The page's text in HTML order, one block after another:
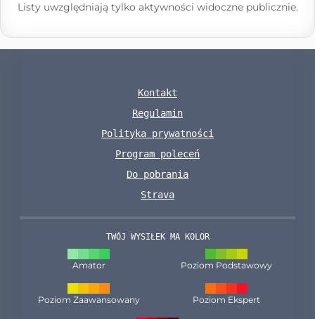
Listy uwzględniają tylko aktywności widoczne publicznie.
Kontakt
Regulamin
Polityka prywatności
Program poleceń
Do pobrania
Strava
TWÓJ WYSIŁEK MA KOLOR
Amator Poziom Podstawowy
Poziom Zaawansowany Poziom Ekspert